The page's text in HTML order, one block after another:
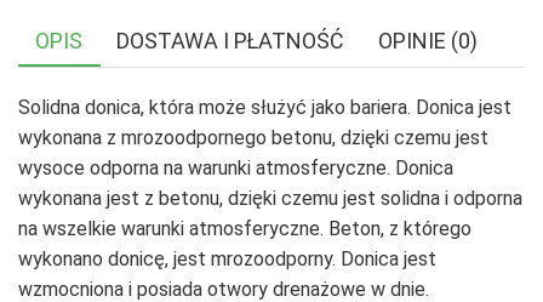
OPIS DOSTAWA I PŁATNOŚĆ OPINIE (0)
Solidna donica, która może służyć jako bariera. Donica jest
wykonana z mrozoodpornego betonu, dzięki czemu jest
wysoce odporna na warunki atmosferyczne. Donica
wykonana jest z betonu, dzięki czemu jest solidna i odporna
na wszelkie warunki atmosferyczne. Beton, z którego
wykonano donicę, jest mrozoodporny. Donica jest
wzmocniona i posiada otwory drenażowe w dnie.